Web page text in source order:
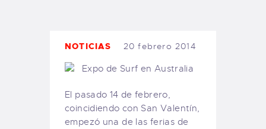
PEDIDOS
NOTICIAS 20 febrero 2014
El pasado 14 de febrero,
coincidiendo con San Valentín,
empezó una de las ferias de